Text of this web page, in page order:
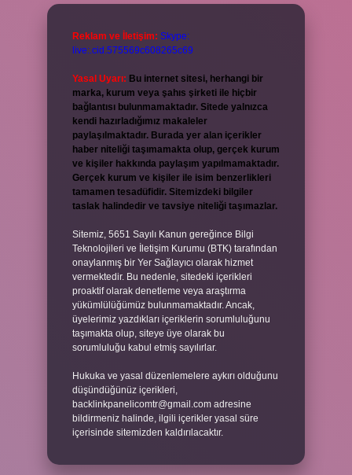
Reklam ve İletişim: Skype:
live:.cid.575569c608265c69
Yasal Uyarı: Bu internet sitesi, herhangi bir
marka, kurum veya şahıs şirketi ile hiçbir
bağlantısı bulunmamaktadır. Sitede yalnızca
kendi hazırladığımız makaleler
paylaşılmaktadır. Burada yer alan içerikler
haber niteliği taşımamakta olup, gerçek kurum
ve kişiler hakkında paylaşım yapılmamaktadır.
Gerçek kurum ve kişiler ile isim benzerlikleri
tamamen tesadüfidir. Sitemizdeki bilgiler
taslak halindedir ve tavsiye niteliği taşımazlar.
Sitemiz, 5651 Sayılı Kanun gereğince Bilgi
Teknolojileri ve İletişim Kurumu (BTK) tarafından
onaylanmış bir Yer Sağlayıcı olarak hizmet
vermektedir. Bu nedenle, sitedeki içerikleri
proaktif olarak denetleme veya araştırma
yükümlülüğümüz bulunmamaktadır. Ancak,
üyelerimiz yazdıkları içeriklerin sorumluluğunu
taşımakta olup, siteye üye olarak bu
sorumluluğu kabul etmiş sayılırlar.
Hukuka ve yasal düzenlemelere aykırı olduğunu
düşündüğünüz içerikleri,
backlinkpanelicomtr@gmail.com adresine
bildirmeniz halinde, ilgili içerikler yasal süre
içerisinde sitemizden kaldırılacaktır.